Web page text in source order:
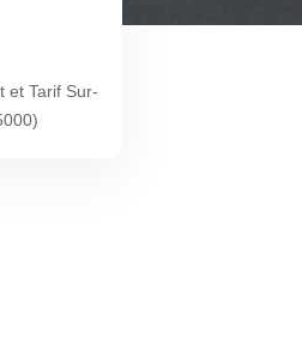
et Tarif Sur-